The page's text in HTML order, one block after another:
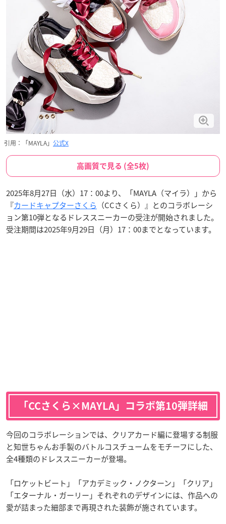
引用：「MAYLA」 公式X
高画質で見る (全5枚)
2025年8月27日（水）17：00より、「MAYLA（マイラ）」から
『カードキャプターさくら （CCさくら）』とのコラボレーシ
ョン第10弾となるドレススニーカーの受注が開始されました。
受注期間は2025年9月29日（月）17：00までとなっています。
「CCさくら×MAYLA」コラボ第10弾詳細
今回のコラボレーションでは、クリアカード編に登場する制服
と知世ちゃんお手製のバトルコスチュームをモチーフにした、
全4種類のドレススニーカーが登場。
「ロケットビート」「アカデミック・ノクターン」「クリア」
「エターナル・ガーリー」それぞれのデザインには、作品への
愛が詰まった細部まで再現された装飾が施されています。